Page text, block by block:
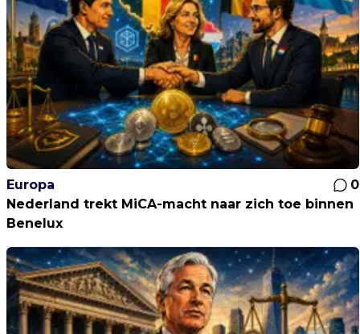
Europa
0
Nederland trekt MiCA-macht naar zich toe binnen
Benelux